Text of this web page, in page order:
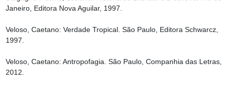
Janeiro, Editora Nova Aguilar, 1997.
Veloso, Caetano: Verdade Tropical. São Paulo, Editora Schwarcz,
1997.
Veloso, Caetano: Antropofagia. São Paulo, Companhia das Letras,
2012.